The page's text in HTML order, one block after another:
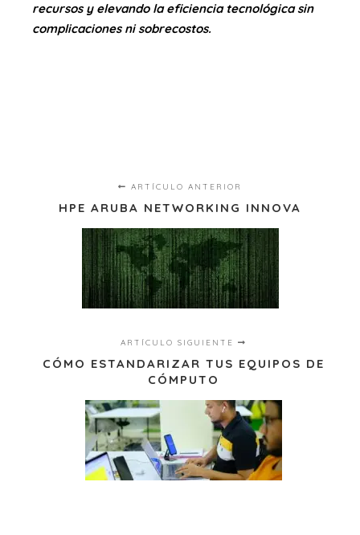
recursos y elevando la eficiencia tecnológica sin
complicaciones ni sobrecostos.
ARTÍCULO ANTERIOR
HPE ARUBA NETWORKING INNOVA
ARTÍCULO SIGUIENTE
CÓMO ESTANDARIZAR TUS EQUIPOS DE
CÓMPUTO